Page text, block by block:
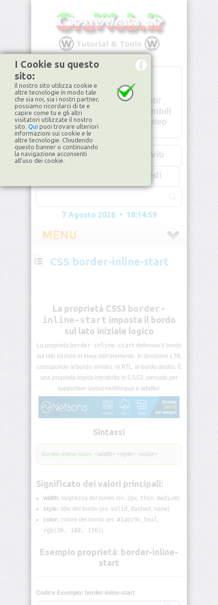
U - -
Spiacenti!
non disponibili
Dati meteo
©2026ilMeteo.it
Iscriviti
Accedi
7 Agosto 2026 • 18:15:02
MENU
CSS
CSS
Pseudo-
classi
CSS
Browser
Commenti
color
CSS border-inline-start
La proprietà CSS3 border-
inline-start imposta il bordo
sul lato iniziale logico
La proprietà border-inline-start definisce il bordo
sul lato iniziale in linea dell’elemento. In direzione LTR,
corrisponde al bordo sinistro; in RTL, al bordo destro. È
una proprietà logica introdotta in CSS3, pensata per
supportare layout multilingua e adattivi.
Sintassi
border-inline-start: <width> <style> <color>;
Significato dei valori principali:
width: larghezza del bordo (es. 2px, thin, medium).
style: stile del bordo (es. solid , dashed , none).
color: colore del bordo (es. #1abc9c, teal,
rgb(26, 188, 156)).
Esempio proprietà: border-inline-
start
Codice Esempio: border-inline-start
I Cookie su questo
sito:
Il nostro sito utilizza cookie e
altre tecnologie in modo tale
che sia noi, sia i nostri partner,
possiamo ricordarci di te e
capire come tu e gli altri
visitatori utilizzate il nostro
sito. Qui puoi trovare ulteriori
informazioni sui cookie e le
altre tecnologie. Chiudendo
questo banner o continuando
la navigazione acconsenti
all'uso dei cookie.